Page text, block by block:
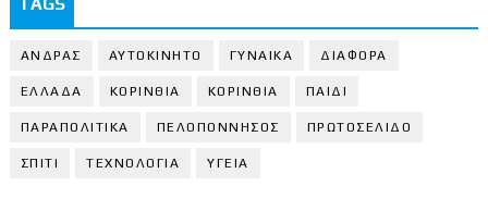
ΑΝΔΡΑΣ ΑΥΤΟΚΙΝΗΤΟ ΓΥΝΑΙΚΑ ΔΙΑΦΟΡΑ
ΕΛΛΑΔΑ ΚΟΡΙΝΘΙΑ ΚΟΡΙΝΘΙA ΠΑΙΔΙ
ΠΑΡΑΠΟΛΙΤΙΚΑ ΠΕΛΟΠΟΝΝΗΣΟΣ ΠΡΩΤΟΣΕΛΙΔΟ
ΣΠΙΤΙ ΤΕΧΝΟΛΟΓΙΑ ΥΓΕΙΑ